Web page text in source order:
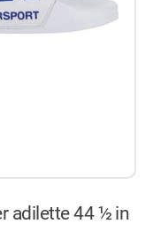
adilette 44 ½ in